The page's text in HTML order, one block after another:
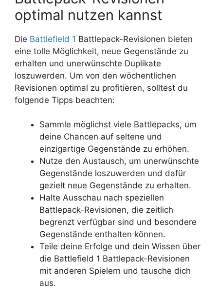
optimal nutzen kannst
Die Battlefield 1 Battlepack-Revisionen bieten
eine tolle Möglichkeit, neue Gegenstände zu
erhalten und unerwünschte Duplikate
loszuwerden. Um von den wöchentlichen
Revisionen optimal zu profitieren, solltest du
folgende Tipps beachten:
Sammle möglichst viele Battlepacks, um
deine Chancen auf seltene und
einzigartige Gegenstände zu erhöhen.
Nutze den Austausch, um unerwünschte
Gegenstände loszuwerden und dafür
gezielt neue Gegenstände zu erhalten.
Halte Ausschau nach speziellen
Battlepack-Revisionen, die zeitlich
begrenzt verfügbar sind und besondere
Gegenstände enthalten können.
Teile deine Erfolge und dein Wissen über
die Battlefield 1 Battlepack-Revisionen
mit anderen Spielern und tausche dich
aus.